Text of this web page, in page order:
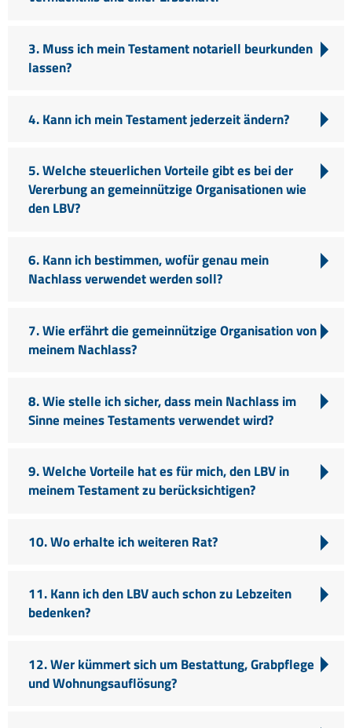
3. Muss ich mein Testament notariell beurkunden
lassen?
4. Kann ich mein Testament jederzeit ändern?
5. Welche steuerlichen Vorteile gibt es bei der
Vererbung an gemeinnützige Organisationen wie
den LBV?
6. Kann ich bestimmen, wofür genau mein
Nachlass verwendet werden soll?
7. Wie erfährt die gemeinnützige Organisation von
meinem Nachlass?
8. Wie stelle ich sicher, dass mein Nachlass im
Sinne meines Testaments verwendet wird?
9. Welche Vorteile hat es für mich, den LBV in
meinem Testament zu berücksichtigen?
10. Wo erhalte ich weiteren Rat?
11. Kann ich den LBV auch schon zu Lebzeiten
bedenken?
12. Wer kümmert sich um Bestattung, Grabpflege
und Wohnungsauflösung?